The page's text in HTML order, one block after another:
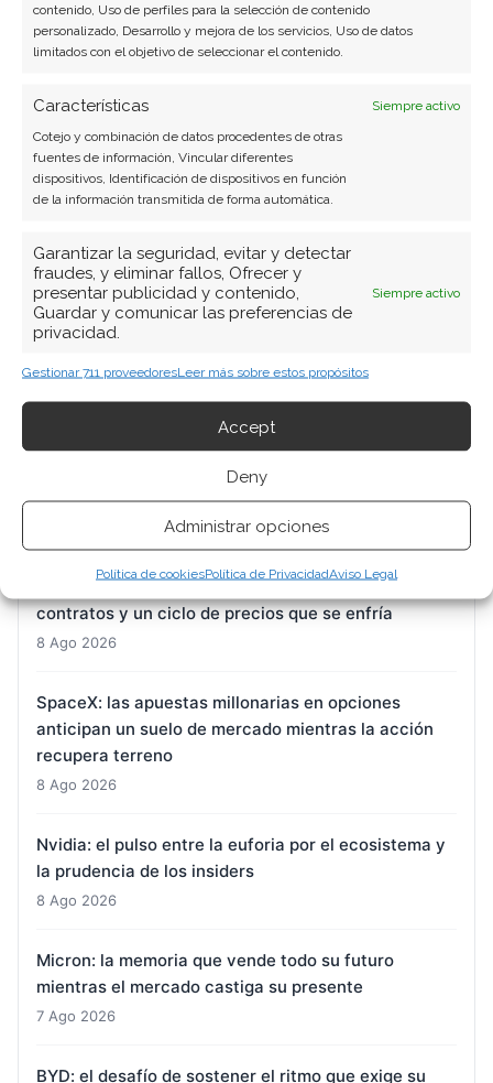
contenido, Uso de perfiles para la selección de contenido
personalizado, Desarrollo y mejora de los servicios, Uso de datos
limitados con el objetivo de seleccionar el contenido.
Características
Siempre activo
Cotejo y combinación de datos procedentes de otras
fuentes de información, Vincular diferentes
dispositivos, Identificación de dispositivos en función
de la información transmitida de forma automática.
Garantizar la seguridad, evitar y detectar
fraudes, y eliminar fallos, Ofrecer y
presentar publicidad y contenido,
Guardar y comunicar las preferencias de
privacidad.
Siempre activo
Gestionar 711 proveedoresLeer más sobre estos propósitos
Accept
Deny
Administrar opciones
Política de cookiesPolítica de PrivacidadAviso Legal
ARTÍCULOS RECIENTES
Micron: el pulso entre una demanda blindada por
contratos y un ciclo de precios que se enfría
8 Ago 2026
SpaceX: las apuestas millonarias en opciones
anticipan un suelo de mercado mientras la acción
recupera terreno
8 Ago 2026
Nvidia: el pulso entre la euforia por el ecosistema y
la prudencia de los insiders
8 Ago 2026
Micron: la memoria que vende todo su futuro
mientras el mercado castiga su presente
7 Ago 2026
BYD: el desafío de sostener el ritmo que exige su